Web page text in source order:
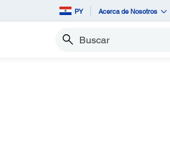
PY Acerca de Nosotros
Buscar